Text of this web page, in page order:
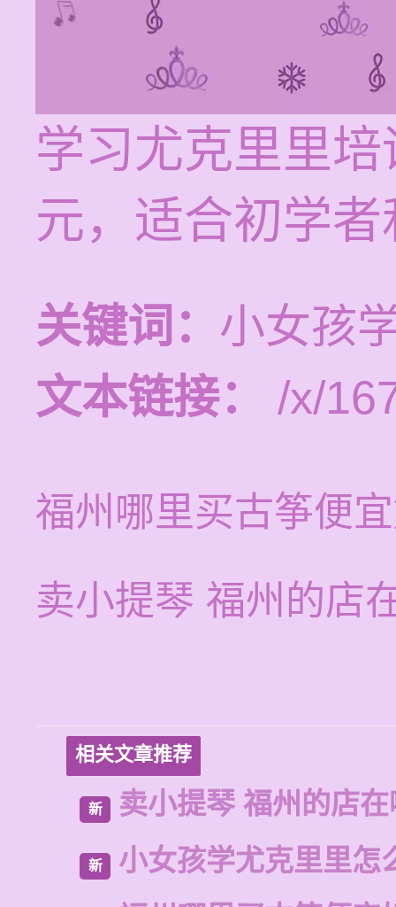
学习尤克里里
元，适合初学
关键词： 小女孩
文本链接：
/x/
福州哪里买古筝便
卖小提琴 福州的店
相关文章推荐
新 卖小提琴 福州的店
新
小女孩学尤克里里怎